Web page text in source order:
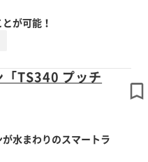
が可能！
TS340 プッチ
水まわりのスマートラ